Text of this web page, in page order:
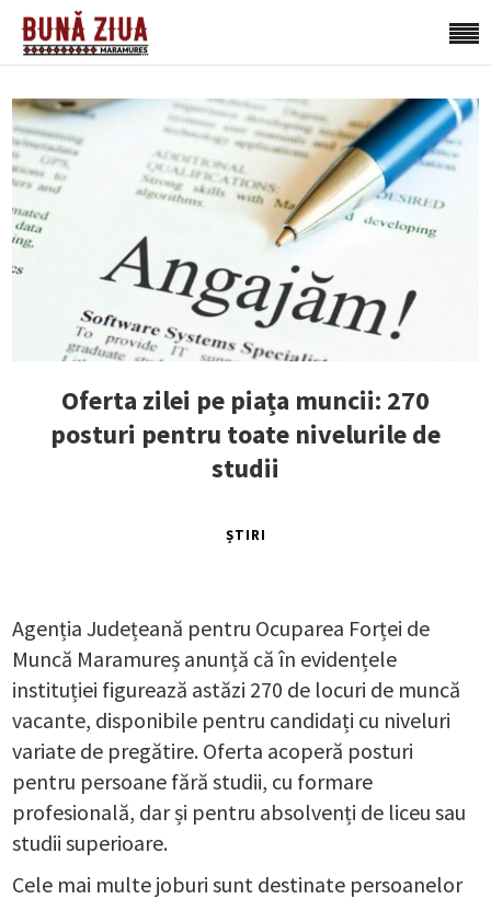
Oferta zilei pe piața muncii: 270
posturi pentru toate nivelurile de
studii
ȘTIRI
Agenția Județeană pentru Ocuparea Forței de
Muncă Maramureș anunță că în evidențele
instituției figurează astăzi 270 de locuri de muncă
vacante, disponibile pentru candidați cu niveluri
variate de pregătire. Oferta acoperă posturi
pentru persoane fără studii, cu formare
profesională, dar și pentru absolvenți de liceu sau
studii superioare.
Cele mai multe joburi sunt destinate persoanelor